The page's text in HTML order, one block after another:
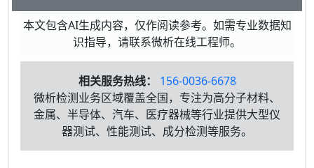
本文包含AI生成内容，仅作阅读参考。如需专业数据知
识指导，请联系微析在线工程师。
相关服务热线：
156-0036-6678
微析检测业务区域覆盖全国，专注为高分子材料、
金属、半导体、汽车、医疗器械等行业提供大型仪
器测试、性能测试、成分检测等服务。